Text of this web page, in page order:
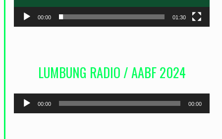
r
v
é
00:00 01:30
LUMBUNG RADIO / AABF 2024
L
e
00:00 00:00